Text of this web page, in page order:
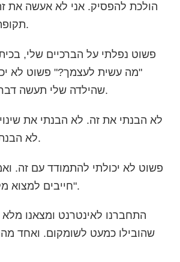
הולכת להפסיק. אני לא אעשה את
תקופה", אתה יודע.
פשוט נפלתי על הברכיים שלי,
"מה עשית לעצמך?" פשוט לא
שהילדה שלי תעשה דבר כזה לעצמה.
לא הבנתי את זה. לא הבנתי את
לא הבנתי את הכיעור.
פשוט לא יכולתי להתמודד עם זה.
חייבים למצוא מקום בשבילה".
התחברנו לאינטרנט ומצאנו
שהובילו כמעט לשומקום. ואחד